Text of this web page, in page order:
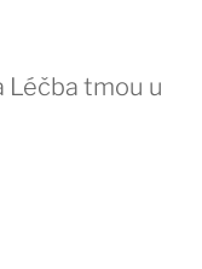
Léčba tmou u